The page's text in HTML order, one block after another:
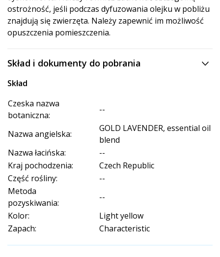
ostrożność, jeśli podczas dyfuzowania olejku w pobliżu
znajdują się zwierzęta. Należy zapewnić im możliwość
opuszczenia pomieszczenia.
Skład i dokumenty do pobrania
Skład
Czeska nazwa
botaniczna:
--
Nazwa angielska:
GOLD LAVENDER, essential oil
blend
Nazwa łacińska:
--
Kraj pochodzenia:
Czech Republic
Część rośliny:
--
Metoda
pozyskiwania:
--
Kolor:
Light yellow
Zapach:
Characteristic